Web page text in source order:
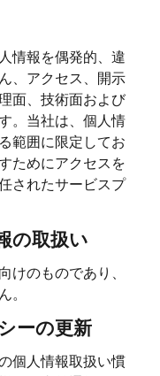
情報を偶発的、違
、アクセス、開示
面、技術面および
。当社は、個人情
範囲に限定してお
ためにアクセスを
されたサービスプ
の取扱い
のものであり、
ーの更新
個人情報取扱い慣